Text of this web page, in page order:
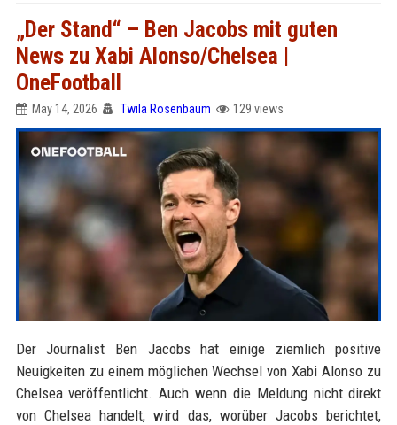
„Der Stand“ – Ben Jacobs mit guten
News zu Xabi Alonso/Chelsea |
OneFootball
May 14, 2026 Twila Rosenbaum 129 views
Der Journalist Ben Jacobs hat einige ziemlich positive
Neuigkeiten zu einem möglichen Wechsel von Xabi Alonso zu
Chelsea veröffentlicht. Auch wenn die Meldung nicht direkt
von Chelsea handelt, wird das, worüber Jacobs berichtet,